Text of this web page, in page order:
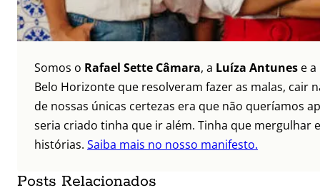
Somos o Rafael Sette Câmara, a Luíza Antunes e a
Belo Horizonte que resolveram fazer as malas, cair
de nossas únicas certezas era que não queríamos
seria criado tinha que ir além. Tinha que mergulhar
histórias. Saiba mais no nosso manifesto.
Posts Relacionados